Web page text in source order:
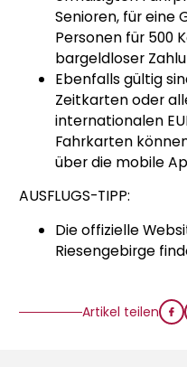
Senioren, für eine
Personen für 500
bargeldloser
Ebenfalls gültig
Zeitkarten oder
internationalen
Fahrkarten
über die mobile
AUSFLUGS-TIPP:
Die offizielle
Riesengebirge
Artikel teilen